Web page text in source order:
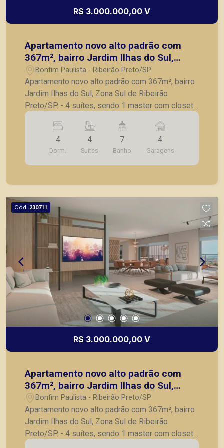
principais lançamentos da cidade de Ribeirão
R$ 3.000.000,00 V
Apartamento novo alto padrão com
367m², bairro Jardim Ilhas do Sul,
Zona Sul de Ribeirão Preto/SP.
Bonfim Paulista - Ribeirão Preto/SP
Apartamento novo alto padrão com 367m², bairro
Jardim Ilhas do Sul, Zona Sul de Ribeirão
Preto/SP. - 4 suítes, sendo 1 master com closet
e banheiro Sr e Sra; - Sala ampla para 3
ambientes; - Sala de almoço; - Hall privativo; -
Lavabo; - Varanda gourmet; - Cozinha; -
Lavanderia; - Quarto e banheiro de serviço; - Laje
técnica; - 4 Vagas de garagem. O encontro da
do Sul, na zona Sul de Ribeirão Preto. O quarto
empreendimento da Habiarte dentro do bairro
planejado Ilhas do Sul garantirá o contato com a
natureza em seus principais ângulos, desde o
paisagismo da esplanada de acesso até as
vistas panorâmicas nas fachadas frontais e
laterais. Tudo isso em uma estrutura com estilo
contemporâneo, diferenciado e exclusivo. A
Piramid tem como objetivo atender seus clientes
com agilidade e segurança, em locação, vendas
de imóveis prontos, usados ou mesmo nos
principais lançamentos da cidade de Ribeirão
4
Dorm.
4
Suítes
7
Banho
4
Garagens
Cód. 230711
R$ 3.000.000,00 V
Apartamento novo alto padrão com
367m², bairro Jardim Ilhas do Sul,
Zona Sul de Ribeirão Preto/SP.
Bonfim Paulista - Ribeirão Preto/SP
Apartamento novo alto padrão com 367m², bairro
Jardim Ilhas do Sul, Zona Sul de Ribeirão
Preto/SP. - 4 suítes, sendo 1 master com closet
e banheiro Sr e Sra; - Sala ampla para 3